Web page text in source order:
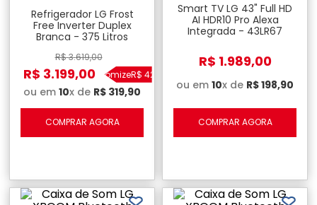
Refrigerador LG Frost
Free Inverter Duplex
Branca - 375 Litros
R$3.619,00
R$ 3.199,00
EconomizeR$ 420
ou em 10x de R$ 319,90
COMPRAR AGORA
Smart TV LG 43" Full HD
AI HDR10 Pro Alexa
Integrada - 43LR67
R$ 1.989,00
ou em 10x de R$198,90
COMPRAR AGORA